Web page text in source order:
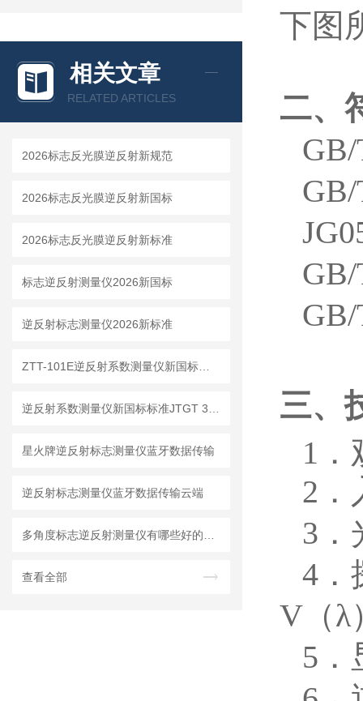
相关文章
RELATED ARTICLES
2026标志反光膜逆反射新规范
2026标志反光膜逆反射新国标
2026标志反光膜逆反射新标准
标志逆反射测量仪2026新国标
逆反射标志测量仪2026新标准
星火牌逆反射标志测量仪蓝牙数据传输
逆反射标志测量仪蓝牙数据传输云端
查看全部
下图
二、
三、
1．
2．
3．
4．
V（λ
5．